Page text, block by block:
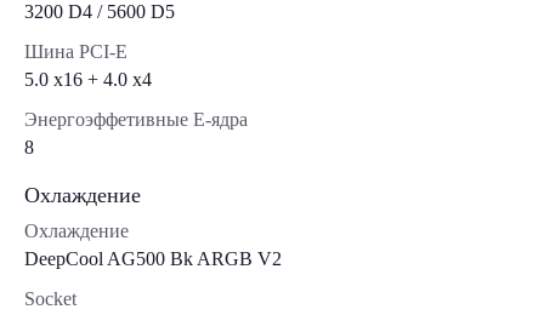
3200 D4 / 5600 D5
Шина PCI-E
5.0 x16 + 4.0 х4
Энергоэффетивные E-ядра
8
Охлаждение
Охлаждение
DeepCool AG500 Bk ARGB V2
Socket